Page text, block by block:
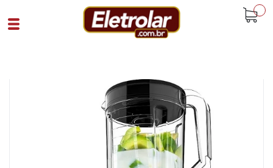
Eletroportáteis Liquidificador E Blenders
Liquidificador 1000W Robust Liq400 220V
SKU 106535|31|1